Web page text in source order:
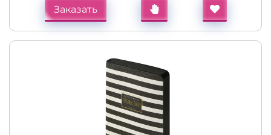
Заказать